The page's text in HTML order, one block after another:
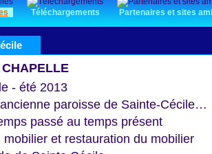
Téléchargements Partenaires et sites
- été 2013
paroisse de Sainte-Cécile…
passé au temps présent
mobilier et restauration du mobilier